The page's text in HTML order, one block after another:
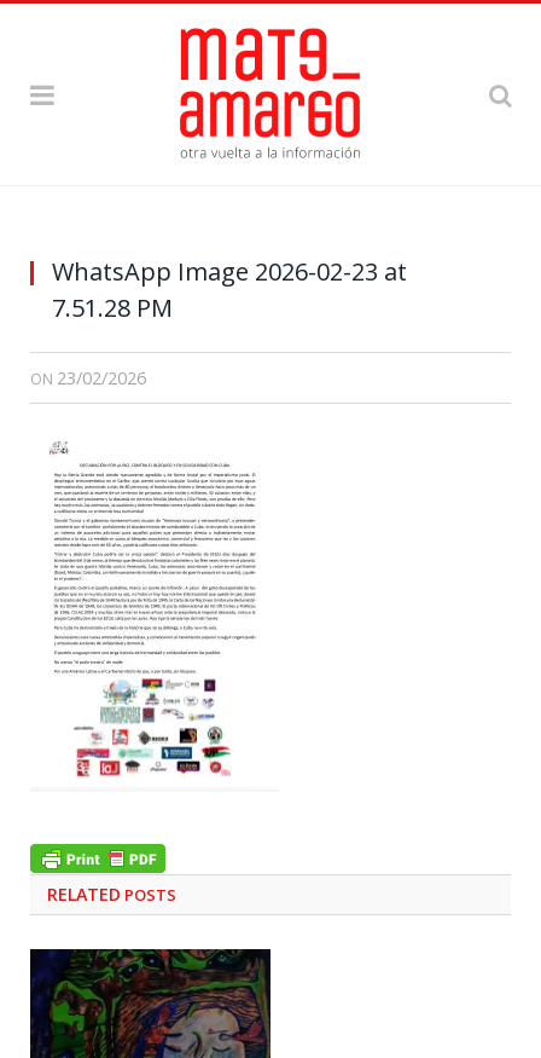
WhatsApp Image 2026-02-23 at
7.51.28 PM
ON 23/02/2026
RELATED POSTS